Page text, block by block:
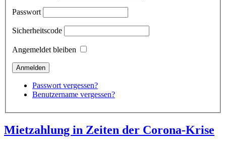
Passwort
Sicherheitscode
Angemeldet bleiben
Passwort vergessen?
Benutzername vergessen?
Mietzahlung in Zeiten der Corona-Krise